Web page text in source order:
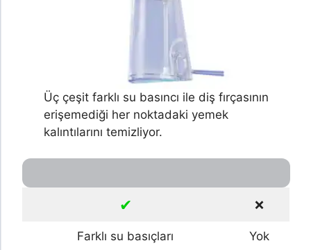
Üç çeşit farklı su basıncı ile diş fırçasının
erişemediği her noktadaki yemek
kalıntılarını temizliyor.
✔ ❌
Farklı su basıçları Yok